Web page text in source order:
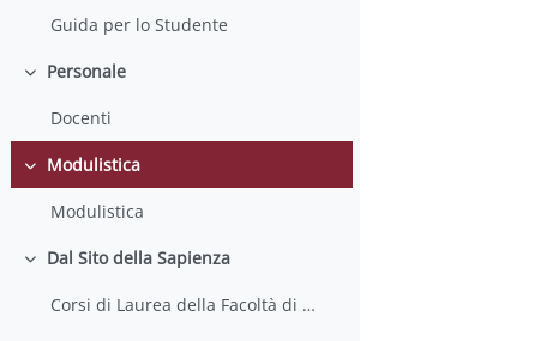
Guida per lo Studente
Einklappen
Personale
Docenti
Einklappen
Modulistica
Modulistica
Einklappen
Dal Sito della Sapienza
Corsi di Laurea della Facoltà di Farmacia e Medicina